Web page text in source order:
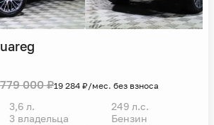
000 ₽19 284 ₽/мес. без взноса
3,6 л.
249 л.с.
3 владельца
Бензин